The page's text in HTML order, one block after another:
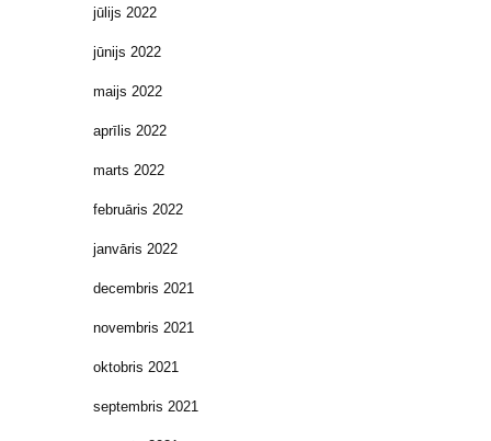
jūlijs 2022
jūnijs 2022
maijs 2022
aprīlis 2022
marts 2022
februāris 2022
janvāris 2022
decembris 2021
novembris 2021
oktobris 2021
septembris 2021